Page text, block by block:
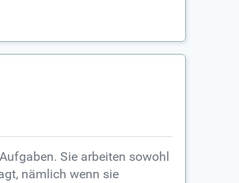
Sie arbeiten sowohl
nämlich wenn sie